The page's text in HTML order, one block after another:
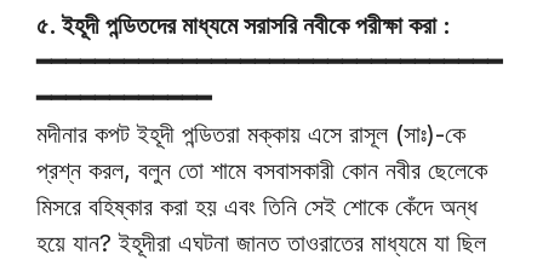
৫. ইহূদী পন্ডিতদের মাধ্যমে সরাসরি নবীকে পরীক্ষা করা :
━━━━━━━━━━━━━━━━━━━━━━━━━━━━━━━━
━━━━━━━━━━━━
মদীনার কপট ইহূদী পন্ডিতরা মক্কায় এসে রাসূল (সাঃ)-কে
প্রশ্ন করল, বলুন তো শামে বসবাসকারী কোন নবীর ছেলেকে
মিসরে বহিষ্কার করা হয় এবং তিনি সেই শোকে কেঁদে অন্ধ
হয়ে যান? ইহূদীরা এঘটনা জানত তাওরাতের মাধ্যমে যা ছিল